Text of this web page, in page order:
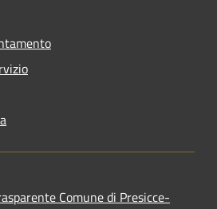
Comune di Presicce-